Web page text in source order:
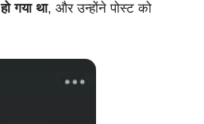
गया था, और उन्होंने पोस्ट को